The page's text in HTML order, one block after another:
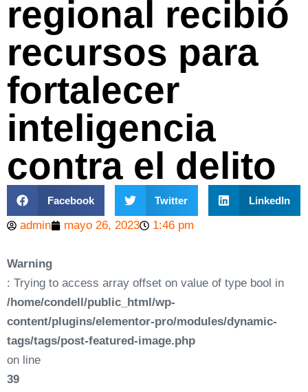
regional recibió
recursos para
fortalecer
inteligencia
contra el delito
Facebook Twitter LinkedIn
admin mayo 26, 2023 1:46 pm
Warning
: Trying to access array offset on value of type bool in
/home/condell/public_html/wp-
content/plugins/elementor-pro/modules/dynamic-
tags/tags/post-featured-image.php
on line
39